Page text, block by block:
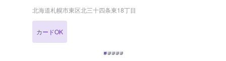
付時間：8：00〜19：30 給油営業時間：4：00〜26：00 【在籍整備
士】 二級整備士が2名、在籍しております。お車のことならなんでも
から札幌新道（国道274号線）を東雁来方面へ向かい、東16丁目歩道
橋のある交差点通過後400mほど進むとすぐ左手に店舗がございま
す。「モダ」と書かれた赤い大きな看板が目印です。
北海道札幌市東区北三十四条東18丁目
カードOK